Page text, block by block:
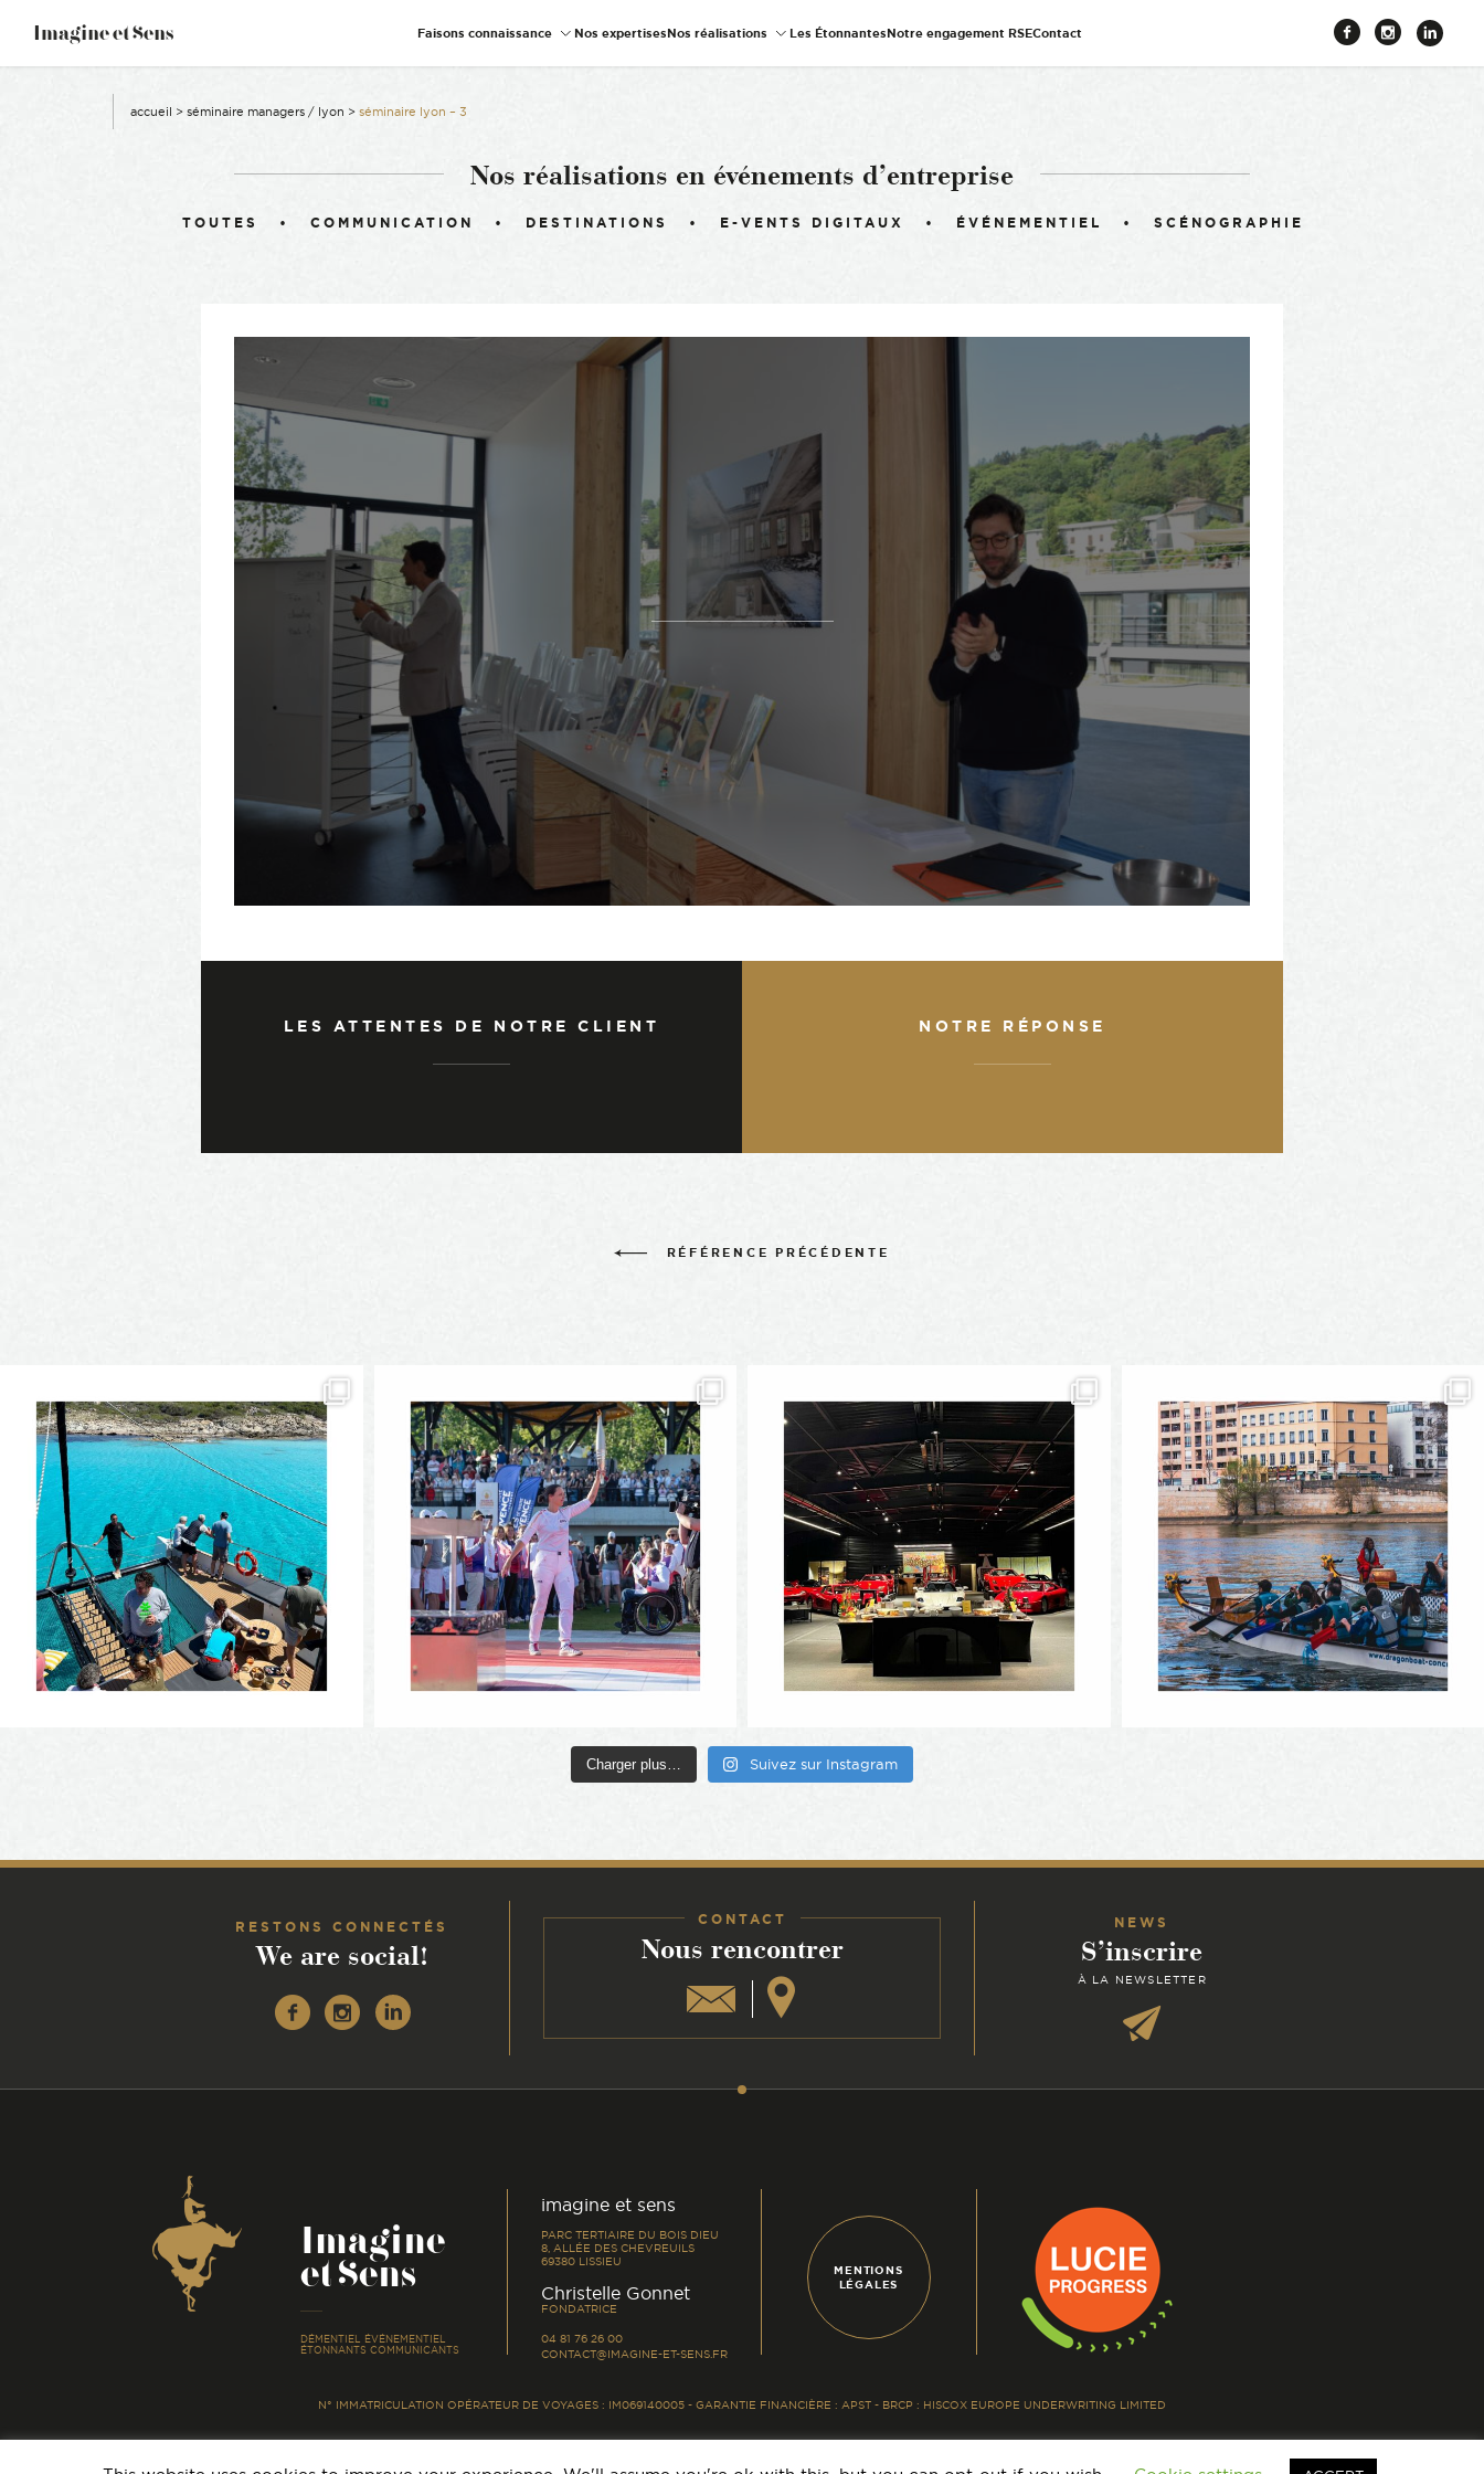
Imagine et Sens–
Événementiel
Communicants
Faisons connaissance Nos expertisesNos réalisations Les ÉtonnantesNotre engagement RSEContact
accueil > séminaire managers / lyon > séminaire lyon – 3
Nos réalisations en événements d’entreprise
TOUTES COMMUNICATION DESTINATIONS E-VENTS DIGITAUX ÉVÉNEMENTIEL SCÉNOGRAPHIE
LES ATTENTES DE NOTRE CLIENT NOTRE RÉPONSE
RÉFÉRENCE PRÉCÉDENTE
Charger plus… Suivez sur Instagram
RESTONS CONNECTÉS
We are social!
Instagram
Linkedin
CONTACT
Nous rencontrer
NEWS
S’inscrire
À LA NEWSLETTER
Coordonnées
Imagine
et Sens
DÉMENTIEL ÉVÉNEMENTIEL
ÉTONNANTS COMMUNICANTS
imagine et sens
PARC TERTIAIRE DU BOIS DIEU
8, ALLÉE DES CHEVREUILS
69380 LISSIEU
Christelle Gonnet-
FONDATRICE
04 81 76 26 00
CONTACT@IMAGINE-ET-SENS.FR
MENTIONS
LÉGALES
N° IMMATRICULATION OPÉRATEUR DE VOYAGES : IM069140005 - GARANTIE FINANCIÈRE : APST - BRCP : HISCOX EUROPE UNDERWRITING LIMITED